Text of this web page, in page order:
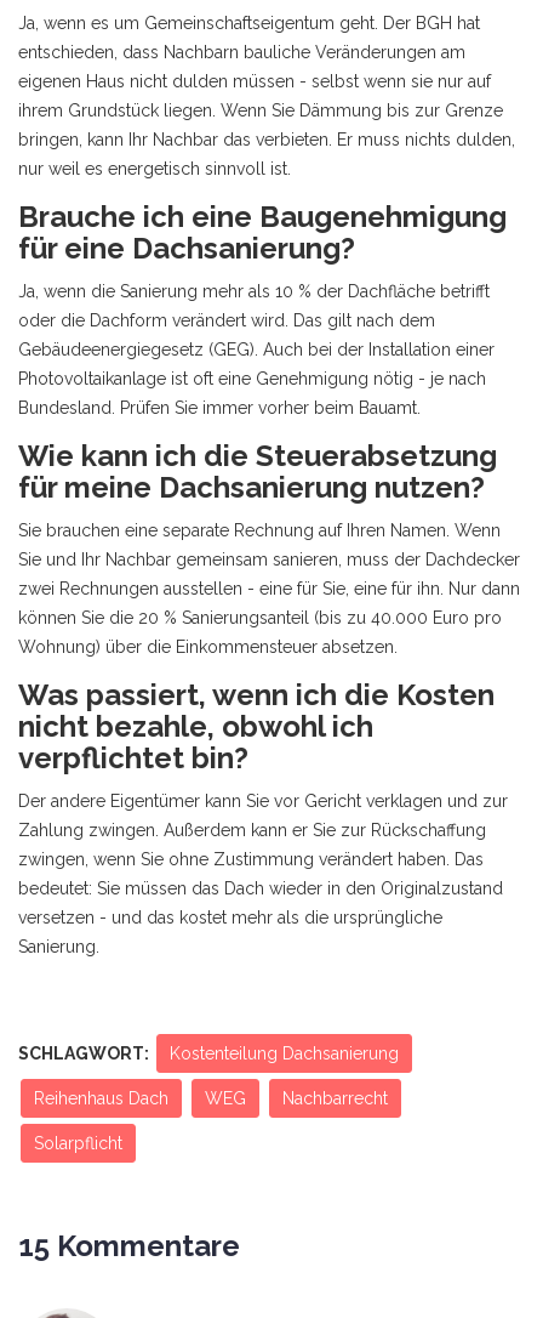
Ja, wenn es um Gemeinschaftseigentum geht. Der BGH hat
entschieden, dass Nachbarn bauliche Veränderungen am
eigenen Haus nicht dulden müssen - selbst wenn sie nur auf
ihrem Grundstück liegen. Wenn Sie Dämmung bis zur Grenze
bringen, kann Ihr Nachbar das verbieten. Er muss nichts dulden,
nur weil es energetisch sinnvoll ist.
Brauche ich eine Baugenehmigung
für eine Dachsanierung?
Ja, wenn die Sanierung mehr als 10 % der Dachfläche betrifft
oder die Dachform verändert wird. Das gilt nach dem
Gebäudeenergiegesetz (GEG). Auch bei der Installation einer
Photovoltaikanlage ist oft eine Genehmigung nötig - je nach
Bundesland. Prüfen Sie immer vorher beim Bauamt.
Wie kann ich die Steuerabsetzung
für meine Dachsanierung nutzen?
Sie brauchen eine separate Rechnung auf Ihren Namen. Wenn
Sie und Ihr Nachbar gemeinsam sanieren, muss der Dachdecker
zwei Rechnungen ausstellen - eine für Sie, eine für ihn. Nur dann
können Sie die 20 % Sanierungsanteil (bis zu 40.000 Euro pro
Wohnung) über die Einkommensteuer absetzen.
Was passiert, wenn ich die Kosten
nicht bezahle, obwohl ich
verpflichtet bin?
Der andere Eigentümer kann Sie vor Gericht verklagen und zur
Zahlung zwingen. Außerdem kann er Sie zur Rückschaffung
zwingen, wenn Sie ohne Zustimmung verändert haben. Das
bedeutet: Sie müssen das Dach wieder in den Originalzustand
versetzen - und das kostet mehr als die ursprüngliche
Sanierung.
SCHLAGWORT: Kostenteilung Dachsanierung
Reihenhaus Dach WEG Nachbarrecht
Solarpflicht
15 Kommentare